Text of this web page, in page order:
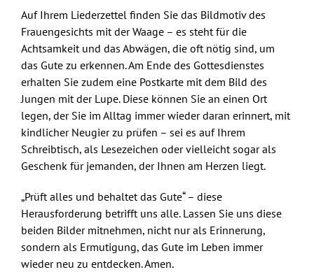
Auf Ihrem Liederzettel finden Sie das Bildmotiv des
Frauengesichts mit der Waage – es steht für die
Achtsamkeit und das Abwägen, die oft nötig sind, um
das Gute zu erkennen. Am Ende des Gottesdienstes
erhalten Sie zudem eine Postkarte mit dem Bild des
Jungen mit der Lupe. Diese können Sie an einen Ort
legen, der Sie im Alltag immer wieder daran erinnert, mit
kindlicher Neugier zu prüfen – sei es auf Ihrem
Schreibtisch, als Lesezeichen oder vielleicht sogar als
Geschenk für jemanden, der Ihnen am Herzen liegt.
„Prüft alles und behaltet das Gute“ – diese
Herausforderung betrifft uns alle. Lassen Sie uns diese
beiden Bilder mitnehmen, nicht nur als Erinnerung,
sondern als Ermutigung, das Gute im Leben immer
wieder neu zu entdecken. Amen.